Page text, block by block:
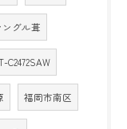
ングル葺
C2472SAW
福岡市南区